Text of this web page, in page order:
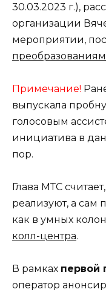
30.03.2023 г.),
организации
мероприятии,
преобразованиям
Примечание!
выпускала
голосовым
инициатива в
пор.
Глава МТС
реализуют, а сам
как в умных
колл-центра.
В рамках первой
оператор